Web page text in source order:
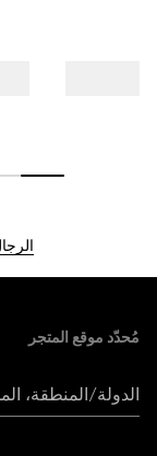
مُحدّد موقع المتجر
الدولة/المنطقة،